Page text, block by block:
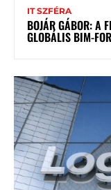
IT SZFÉRA
BOJÁR GÁBOR: A
GLOBÁLIS BIM-